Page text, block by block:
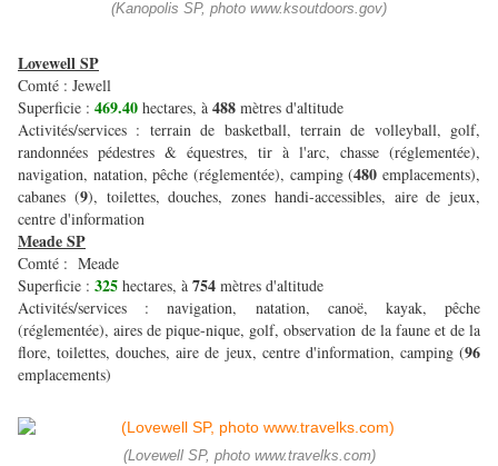
(Kanopolis SP, photo www.ksoutdoors.gov)
Lovewell SP
Comté : Jewell
Superficie : 469.40 hectares, à 488 mètres d'altitude
Activités/services : terrain de basketball, terrain de volleyball, golf,
randonnées pédestres & équestres, tir à l'arc, chasse (réglementée),
navigation, natation, pêche (réglementée), camping (480emplacements),
cabanes (9), toilettes, douches, zones handi-accessibles, aire de jeux,
centre d'information
Meade SP
Comté : Meade
Superficie : 325 hectares, à 754 mètres d'altitude
Activités/services : navigation, natation, canoë, kayak, pêche
(réglementée), aires de pique-nique, golf, observation de la faune et de la
flore, toilettes, douches, aire de jeux, centre d'information, camping (96
emplacements)
(Lovewell SP, photo www.travelks.com)